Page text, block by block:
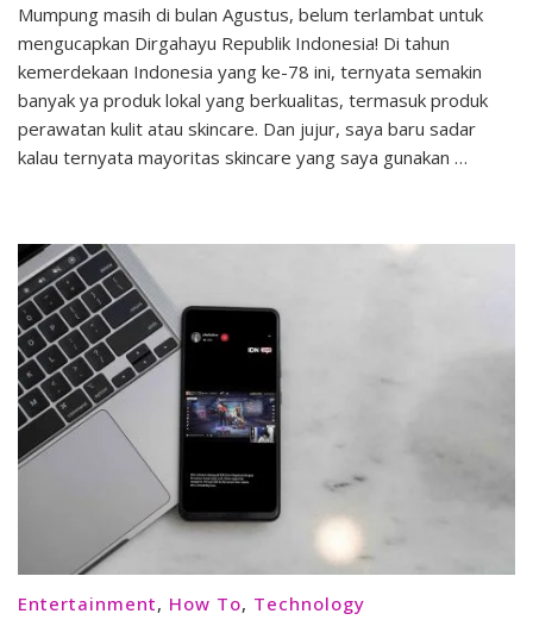
Alasan
Memilih
Produk
Lokal
Perawatan
Kulit
Mumpung masih di bulan Agustus, belum terlambat untuk
mengucapkan Dirgahayu Republik Indonesia! Di tahun
kemerdekaan Indonesia yang ke-78 ini, ternyata semakin
banyak ya produk lokal yang berkualitas, termasuk produk
perawatan kulit atau skincare. Dan jujur, saya baru sadar
kalau ternyata mayoritas skincare yang saya gunakan …
Entertainment, How To, Technology